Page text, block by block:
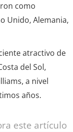
como
Unido, Alemania,
atractivo de
del Sol,
a nivel
años.
este artículo